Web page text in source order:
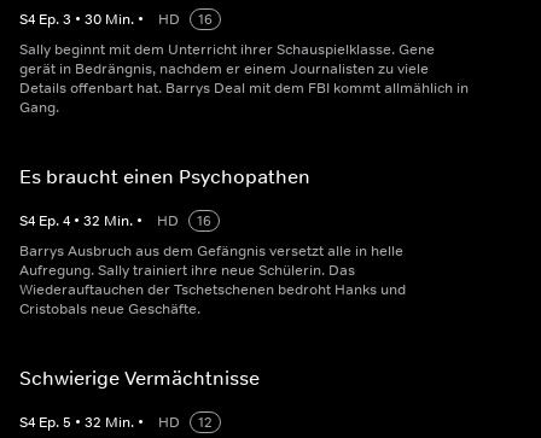
S4 Ep.3 • 30 Min. • HD
16
Sally beginnt mit dem Unterricht ihrer Schauspielklasse. Gene
gerät in Bedrängnis, nachdem er einem Journalisten zu viele
Details offenbart hat. Barrys Deal mit dem FBI kommt allmählich in
Gang.
Es braucht einen Psychopathen
S4 Ep.4 • 32 Min. • HD
16
Barrys Ausbruch aus dem Gefängnis versetzt alle in helle
Aufregung. Sally trainiert ihre neue Schülerin. Das
Wiederauftauchen der Tschetschenen bedroht Hanks und
Cristobals neue Geschäfte.
Schwierige Vermächtnisse
S4 Ep.5 • 32 Min. • HD
12